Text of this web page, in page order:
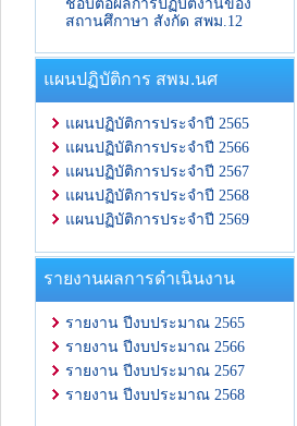
ชอบต่อผลการปฏิบัติงานของ
สถานศึกาษา สังกัด สพม.12
แผนปฏิบัติการ สพม.นศ
แผนปฏิบัติการประจำปี 2565
แผนปฏิบัติการประจำปี 2566
แผนปฏิบัติการประจำปี 2567
แผนปฏิบัติการประจำปี 2568
แผนปฏิบัติการประจำปี 2569
รายงานผลการดำเนินงาน
รายงาน ปีงบประมาณ 2565
รายงาน ปีงบประมาณ 2566
รายงาน ปีงบประมาณ 2567
รายงาน ปีงบประมาณ 2568